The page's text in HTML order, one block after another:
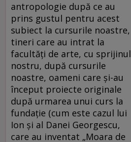
antropologie după ce au
prins gustul pentru acest
subiect la cursurile noastre,
tineri care au intrat la
facultăți de arte, cu sprijinul
nostru, după cursurile
noastre, oameni care și-au
început proiecte originale
după urmarea unui curs la
fundație (cum este cazul lui
Ion și al Danei Georgescu,
care au inventat „Moara de